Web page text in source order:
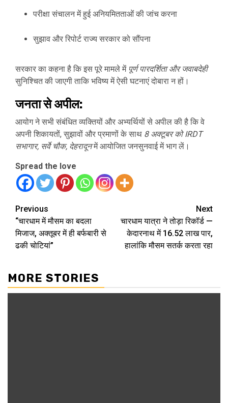
परीक्षा संचालन में हुई अनियमितताओं की जांच करना
सुझाव और रिपोर्ट राज्य सरकार को सौंपना
सरकार का कहना है कि इस पूरे मामले में पूर्ण पारदर्शिता और जवाबदेही
सुनिश्चित की जाएगी ताकि भविष्य में ऐसी घटनाएं दोबारा न हों।
जनता से अपील:
आयोग ने सभी संबंधित व्यक्तियों और अभ्यर्थियों से अपील की है कि वे
अपनी शिकायतों, सुझावों और प्रमाणों के साथ 8 अक्टूबर को IRDT
सभागार, सर्वे चौक, देहरादूनमें आयोजित जनसुनवाई में भाग लें।
Spread the love
Continue
Reading
Previous
“चारधाम में मौसम का बदला
मिजाज, अक्तूबर में ही बर्फबारी से
ढकी चोटियां”
Next
चारधाम यात्रा ने तोड़ा रिकॉर्ड —
केदारनाथ में 16.52 लाख पार,
हालांकि मौसम सतर्क करता रहा
MORE STORIES